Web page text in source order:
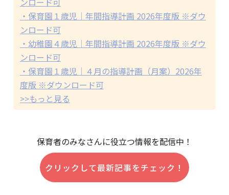
・保育園１歳児｜年間指導計画 2026年度版 ※ダウ
ンロード可
・幼稚園４歳児｜年間指導計画 2026年度版 ※ダウ
ンロード可
・保育園１歳児｜４月の指導計画（月案）2026年
度版 ※ダウンロード可
>>もっと見る
保育者のみなさんに役立つ情報を配信中！
クリックして最新記事をチェック！